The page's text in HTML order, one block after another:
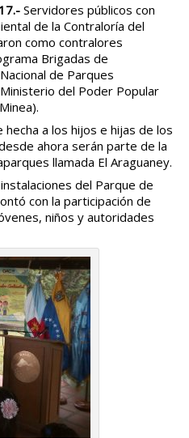
Servidores públicos con
de la Contraloría del
como contralores
Brigadas de
de Parques
del Poder Popular
a los hijos e hijas de los
ahora serán parte de la
llamada El Araguaney.
del Parque de
con la participación de
niños y autoridades